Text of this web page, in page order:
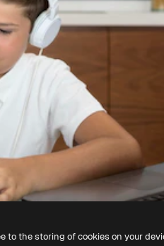
to the storing of cookies on your